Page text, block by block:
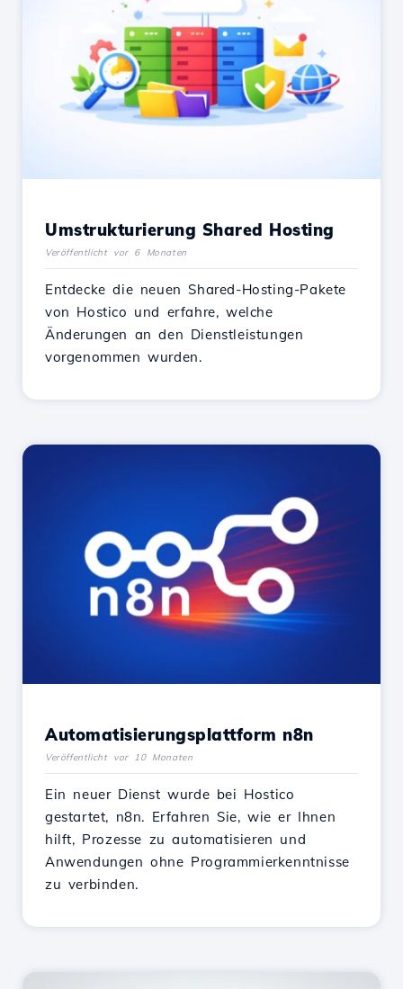
Umstrukturierung Shared Hosting
Veröffentlicht vor 6 Monaten
Entdecke die neuen Shared-Hosting-Pakete
von Hostico und erfahre, welche
Änderungen an den Dienstleistungen
vorgenommen wurden.
Automatisierungsplattform n8n
Veröffentlicht vor 10 Monaten
Ein neuer Dienst wurde bei Hostico
gestartet, n8n. Erfahren Sie, wie er Ihnen
hilft, Prozesse zu automatisieren und
Anwendungen ohne Programmierkenntnisse
zu verbinden.